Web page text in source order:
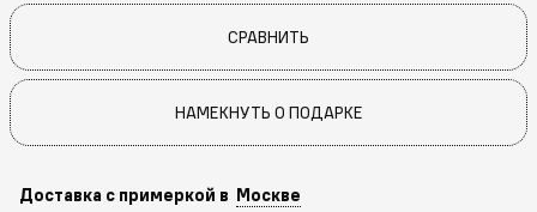
СРАВНИТЬ
НАМЕКНУТЬ О ПОДАРКЕ
Доставка с примеркой в Москве